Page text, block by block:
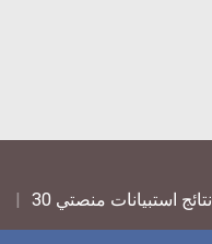
نتائج استبيانات منصتي 30